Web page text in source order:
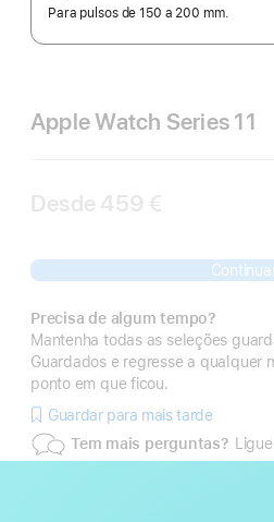
Para pulsos de 150 a 200 mm.
Apple Watch Series 11
Desde 459 €
Precisa de algum tempo?
Mantenha todas as seleções
Guardados e regresse a qualquer
ponto em que ficou.
Guardar para mais tarde
Tem mais perguntas?